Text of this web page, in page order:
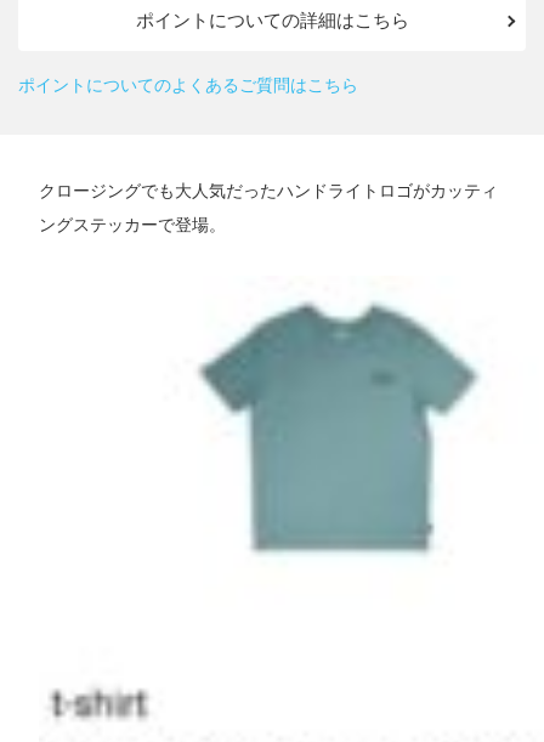
ポイントについての詳細はこちら
ポイントについてのよくあるご質問はこちら
クロージングでも大人気だったハンドライトロゴがカッティ
ングステッカーで登場。